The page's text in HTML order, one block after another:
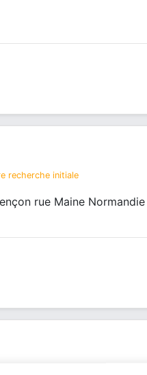
recherche initiale
rue Maine Normandie
recherche initiale